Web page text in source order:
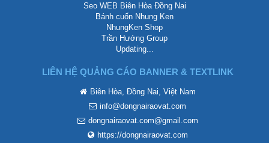
Seo WEB Biên Hòa Đồng Nai
Bánh cuốn Nhung Ken
NhungKen Shop
Trần Hướng Group
Updating...
LIÊN HỆ QUẢNG CÁO BANNER & TEXTLINK
Biên Hòa, Đồng Nai, Việt Nam
info@dongnairaovat.com
dongnairaovat.com@gmail.com
https://dongnairaovat.com